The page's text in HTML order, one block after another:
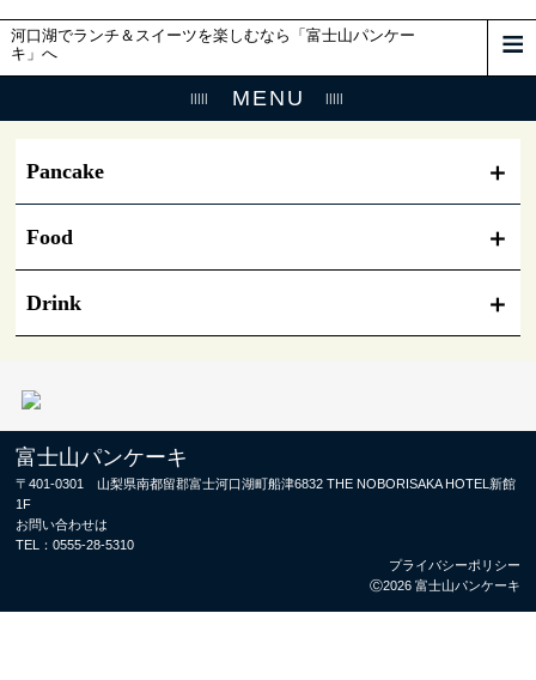
河口湖でランチ＆スイーツを楽しむなら「富士山パンケー
キ」へ
MENU
Pancake
Food
Drink
富士山パンケーキ
〒401-0301 山梨県南都留郡富士河口湖町船津6832 THE NOBORISAKA HOTEL新館
1F
お問い合わせは
TEL：0555-28-5310
プライバシーポリシー
Ⓒ2026 富士山パンケーキ